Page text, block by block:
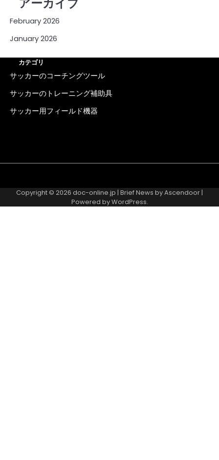
アーカイブ
February 2026
January 2026
カテゴリ
サッカーのコーチングツール
サッカーのトレーニング補助具
サッカー用フィールド機器
Us
Us
Policy
Policy
and
Conditions
Copyright © 2026 doc-online.jp | Brief News byAscendoor |
Powered byWordPress.